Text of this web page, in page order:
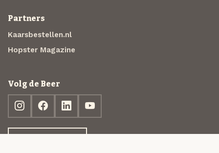
Partners
Kaarsbestellen.nl
Hopster Magazine
Volg de Beer